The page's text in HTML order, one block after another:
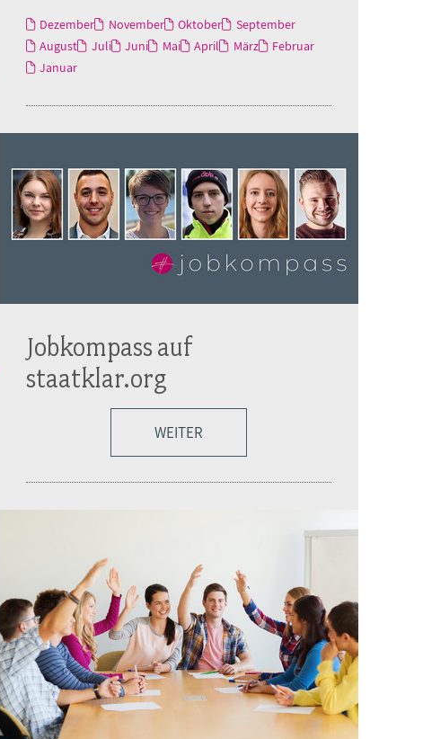
Dezember November Oktober
September
August
Juli Juni Mai April März
Februar
Januar
Jobkompass auf
staatklar.org
WEITER